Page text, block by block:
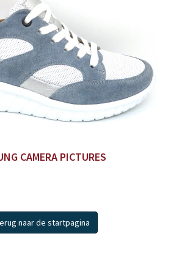
CAMERA PICTURES
naar de startpagina